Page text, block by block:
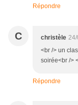
Répondre
C christèle
<br /> un
soirée<br />
Répondre